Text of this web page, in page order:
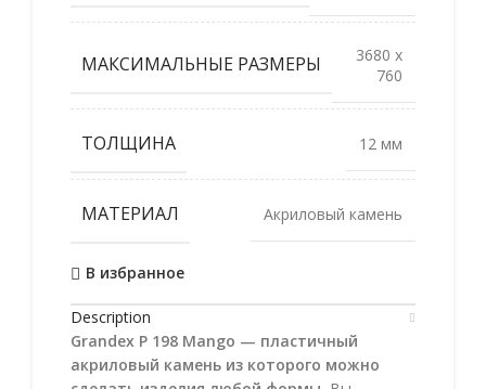
МАКСИМАЛЬНЫЕ РАЗМЕРЫ
3680 x
760
ТОЛЩИНА 12 мм
МАТЕРИАЛ Акриловый камень
В избранное
Description
Grandex P 198 Mango — пластичный
акриловый камень из которого можно